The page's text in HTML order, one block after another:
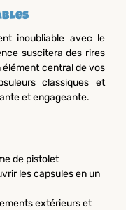
inoubliable avec le
suscitera des rires
central de vos
classiques et
et engageante.
de pistolet
les capsules en un
extérieurs et